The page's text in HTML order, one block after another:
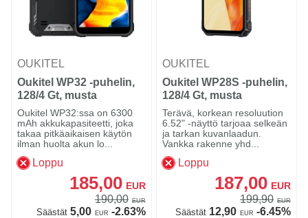
OUKITEL
Oukitel WP32 -puhelin,
128/4 Gt, musta
Oukitel WP32:ssa on 6300
mAh akkukapasiteetti, joka
takaa pitkäaikaisen käytön
ilman huolta akun lo...
Loppu
185,00 EUR
190,00 EUR
Säästät5,00 EUR -2.63%
OUKITEL
Oukitel WP28S -puhelin,
128/4 Gt, musta
Terävä, korkean resoluution
6.52" -näyttö tarjoaa selkeän
ja tarkan kuvanlaadun.
Vankka rakenne yhd...
Loppu
187,00 EUR
199,90 EUR
Säästät12,90 EUR -6.45%